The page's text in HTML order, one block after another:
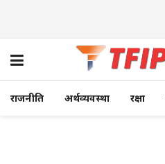
राजनीति अर्थव्यवस्था रक्षा